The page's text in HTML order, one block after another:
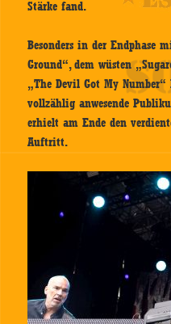
Stärke fand.
Besonders in der Endphase
Ground“, dem wüsten
„The Devil Got My
vollzählig anwesende
erhielt am Ende den
Auftritt.